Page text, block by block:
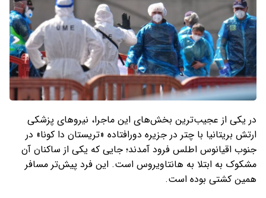
در یکی از عجیب‌ترین بخش‌های این ماجرا، نیروهای پزشکی
ارتش بریتانیا با چتر در جزیره دورافتاده «تریستان دا کونا» در
جنوب اقیانوس اطلس فرود آمدند؛ جایی که یکی از ساکنان آن
مشکوک به ابتلا به هانتاویروس است. این فرد پیش‌تر مسافر
همین کشتی بوده است.